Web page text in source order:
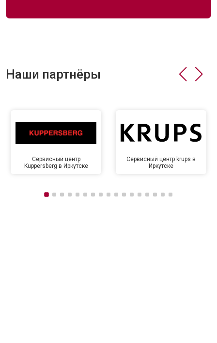
Наши партнёры
Сервисный центр
Kuppersberg в Иркутске
Сервисный центр krups в
Иркутске